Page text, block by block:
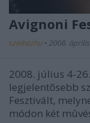
Avignoni
szinhazhu • 2008.
2008. július 4-
legjelentõsebb
Fesztivált,
módon két